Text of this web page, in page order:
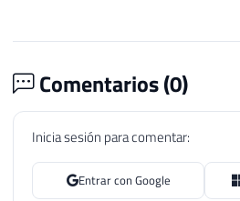
Comentarios (0)
Inicia sesión para comentar:
Entrar con Google